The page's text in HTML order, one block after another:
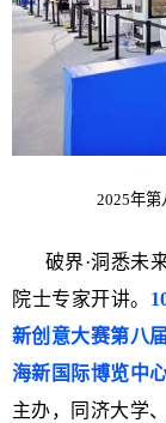
2025年第
破界·洞悉未
院士专家开讲。
新创意大赛第八
海新国际博览中
主办，同济大学